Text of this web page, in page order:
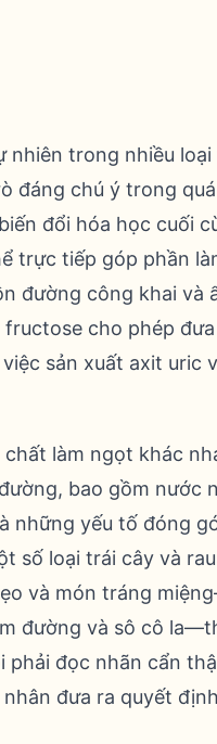
trong nhiều
đáng chú ý trong
đổi hóa học cuối
trực tiếp góp phần
đường công khai
cho phép
sản xuất axit uric
làm ngọt khác
bao gồm nước
những yếu tố đóng
số loại trái cây và
và món tráng
đường và sô cô
phải đọc nhãn cẩn
đưa ra quyết